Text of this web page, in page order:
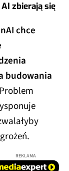
zbierają się
chce
budowania
Problem
REKLAMA